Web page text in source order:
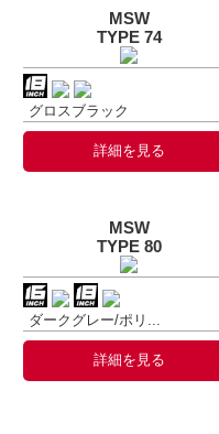
MSW
TYPE 74
グロスブラック
詳細を見る
MSW
TYPE 80
ダークグレー/ポリ...
詳細を見る